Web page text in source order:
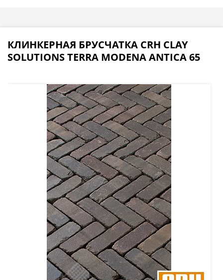
КЛИНКЕРНАЯ БРУСЧАТКА CRH CLAY
SOLUTIONS TERRA MODENA ANTICA 65